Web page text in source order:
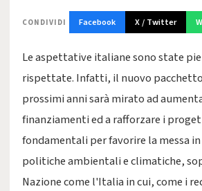
CONDIVIDI Facebook X / Twitter
Le aspettative italiane sono state
rispettate. Infatti, il nuovo
prossimi anni sarà mirato ad
finanziamenti ed a rafforzare i
fondamentali per favorire la messa
politiche ambientali e climatiche,
Nazione come l'Italia in cui, come i